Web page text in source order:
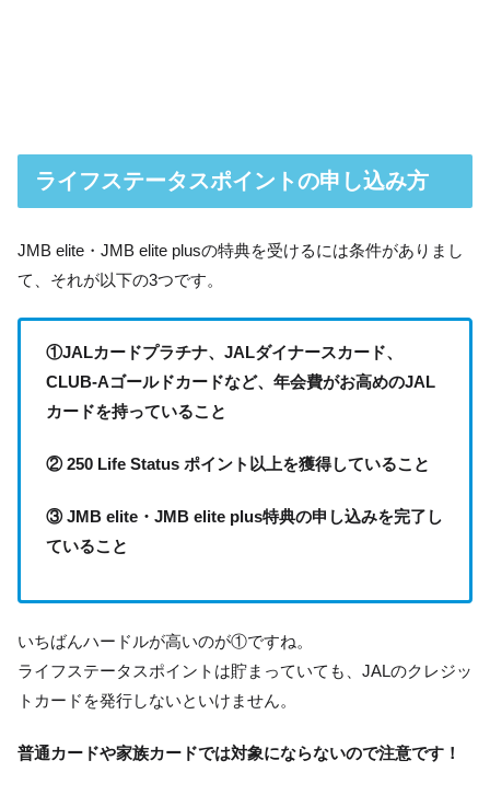
ライフステータスポイントの申し込み方
JMB elite・JMB elite plusの特典を受けるには条件がありまし
て、それが以下の3つです。
①JALカードプラチナ、JALダイナースカード、
CLUB-Aゴールドカードなど、年会費がお高めのJAL
カードを持っていること
② 250 Life Status ポイント以上を獲得していること
③ JMB elite・JMB elite plus特典の申し込みを完了し
ていること
いちばんハードルが高いのが①ですね。
ライフステータスポイントは貯まっていても、JALのクレジッ
トカードを発行しないといけません。
普通カードや家族カードでは対象にならないので注意です！